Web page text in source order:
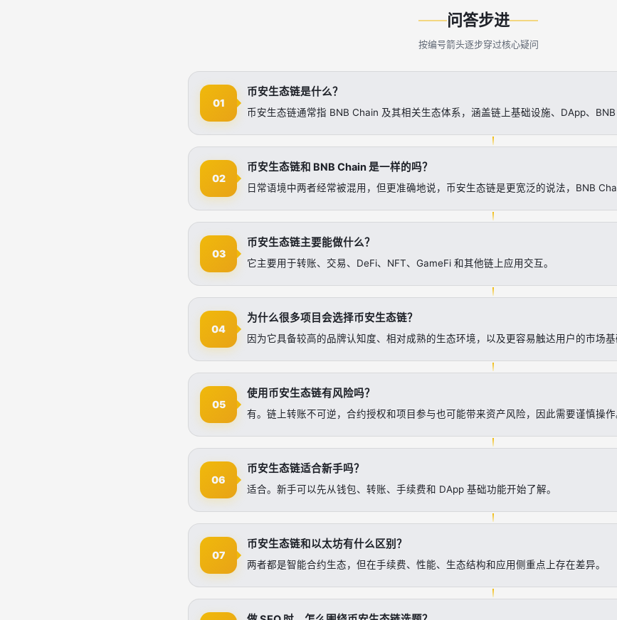
问答步进
按编号箭头逐步穿过核心疑问
01
币安生态链是什么？
币安生态链通常指 BNB Chain 及其相关生态体系，涵盖链上基础设施、DApp、BNB
02
币安生态链和 BNB Chain 是一样的吗？
日常语境中两者经常被混用，但更准确地说，币安生态链是更宽泛的说法，BNB
03
币安生态链主要能做什么？
它主要用于转账、交易、DeFi、NFT、GameFi 和其他链上应用交互。
04
为什么很多项目会选择币安生态链？
因为它具备较高的品牌认知度、相对成熟的生态环境，以及更容易触达用户的市场基
05
使用币安生态链有风险吗？
有。链上转账不可逆，合约授权和项目参与也可能带来资产风险，因此需要谨慎操作
06
币安生态链适合新手吗？
适合。新手可以先从钱包、转账、手续费和 DApp 基础功能开始了解。
07
币安生态链和以太坊有什么区别？
两者都是智能合约生态，但在手续费、性能、生态结构和应用侧重点上存在差异。